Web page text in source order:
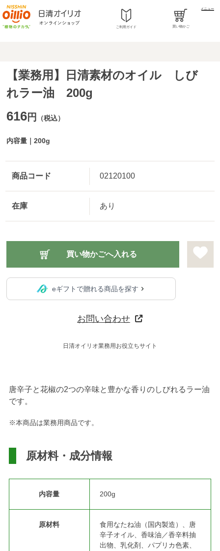
ご利用ガイド 買い物かご
メニュー
【業務用】日清素材のオイル しび
れラー油 200g
内容量｜200g
616円 （税込）
商品コード 02120100
在庫 あり
eギフトで贈れる商品を探す
お問い合わせ
日清オイリオ業務用お役立ちサイト
唐辛子と花椒の2つの辛味と豊かな香りのしびれるラー油
です。
※本商品は業務用商品です。
原材料・成分情報
内容量 200g
原材料
食用なたね油（国内製造）、唐
辛子オイル、香味油／香辛料抽
出物、乳化剤、パプリカ色素、